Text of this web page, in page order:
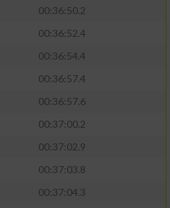
00:36:50.2
00:36:52.4
00:36:54.4
00:36:57.4
00:36:57.6
00:37:00.2
00:37:02.9
00:37:03.8
00:37:04.3